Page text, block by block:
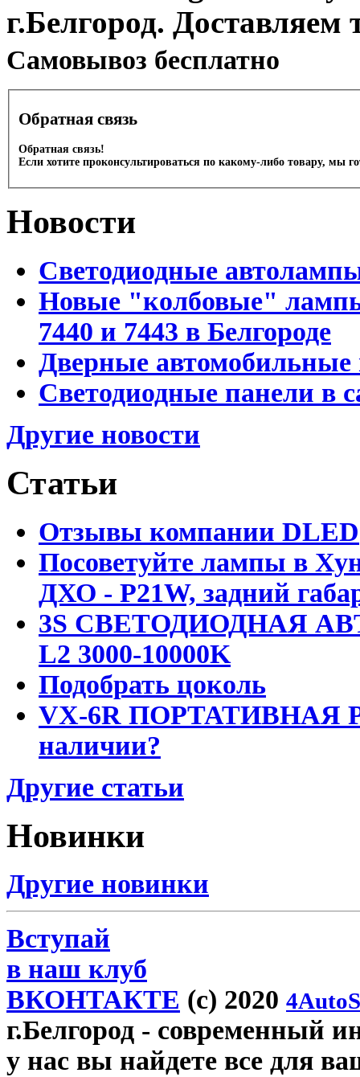
г.Белгород.
Cамовывоз бесплатно
Обратная связь
Обратная связь!
Если хотите проконсультироваться по какому-либо товару, мы
Новости
Светодиодные
Новые "колбовые"
7440 и 7443 в Белгороде
Дверные автомобильные
Светодиодные панели в
Другие новости
Статьи
Отзывы компании DLED
Посоветуйте лампы в
ДХО - P21W, задний
3S СВЕТОДИОДНАЯ
L2 3000-10000K
Подобрать цоколь
VX-6R ПОРТАТИВНАЯ
наличии?
Другие статьи
Новинки
Другие новинки
Вступай
в наш клуб
ВКОНТАКТЕ (c) 2020
г.Белгород - современный
у нас вы найдете все для